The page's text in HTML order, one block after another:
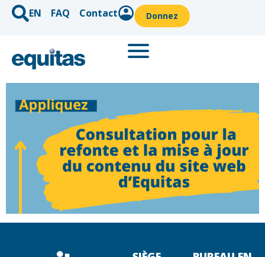
EN FAQ Contact Donnez